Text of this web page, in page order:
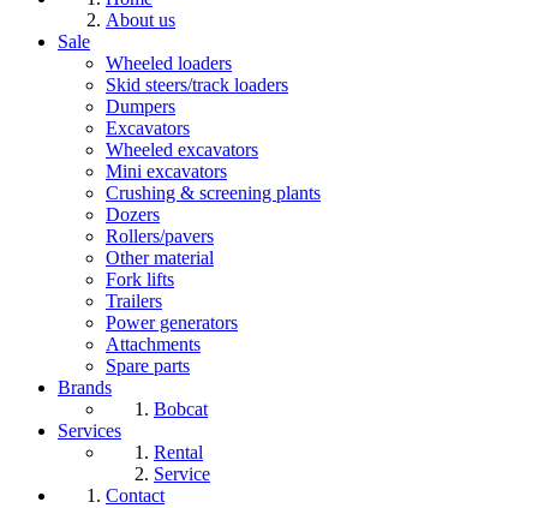
About us
Sale
Wheeled loaders
Skid steers/track loaders
Dumpers
Excavators
Wheeled excavators
Mini excavators
Crushing & screening plants
Dozers
Rollers/pavers
Other material
Fork lifts
Trailers
Power generators
Attachments
Spare parts
Brands
Bobcat
Services
Rental
Service
Contact